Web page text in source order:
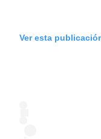
Ver esta